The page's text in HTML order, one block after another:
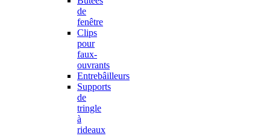
de
fenêtre
Clips
pour
faux-
ouvrants
Entrebâilleurs
Supports
de
tringle
à
rideaux